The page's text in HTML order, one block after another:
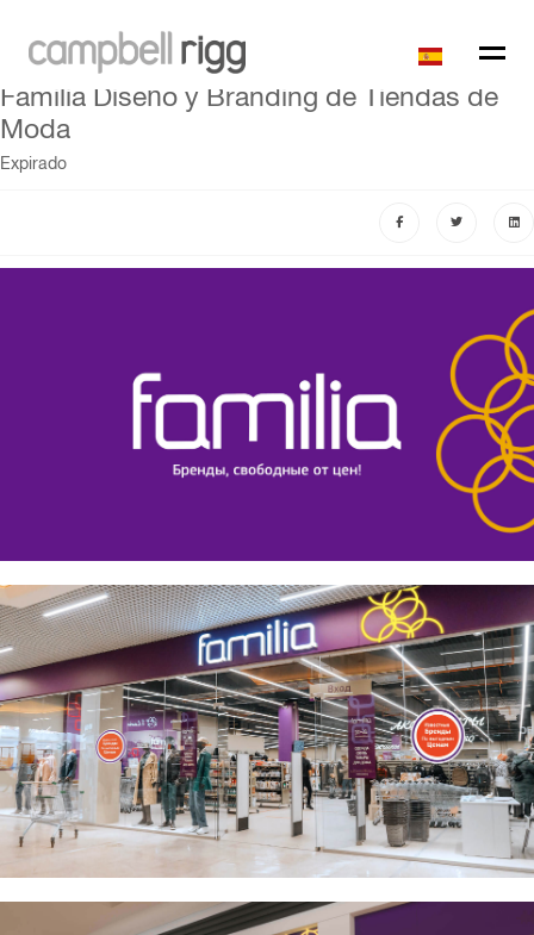
Familia Diseño y Branding de Tiendas de
Moda
Expirado